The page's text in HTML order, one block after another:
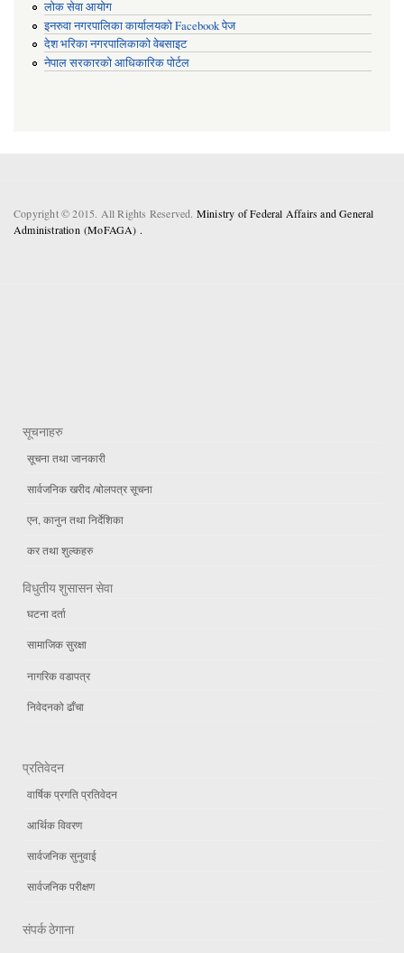
लोक सेवा आयोग
इनरुवा नगरपालिका कार्यालयको Facebook पेज
देश भरिका नगरपालिकाको वेबसाइट
नेपाल सरकारको आधिकारिक पोर्टल
Copyright © 2015. All Rights Reserved. Ministry of Federal Affairs and General
Administration (MoFAGA) .
सूचनाहरु
सूचना तथा जानकारी
सार्वजनिक खरीद /बोलपत्र सूचना
एन, कानुन तथा निर्देशिका
कर तथा शुल्कहरु
विधुतीय शुसासन सेवा
घटना दर्ता
सामाजिक सुरक्षा
नागरिक वडापत्र
निवेदनको ढाँचा
प्रतिवेदन
वार्षिक प्रगति प्रतिवेदन
आर्थिक विवरण
सार्वजनिक सुनुवाई
सार्वजनिक परीक्षण
संपर्क ठेगाना